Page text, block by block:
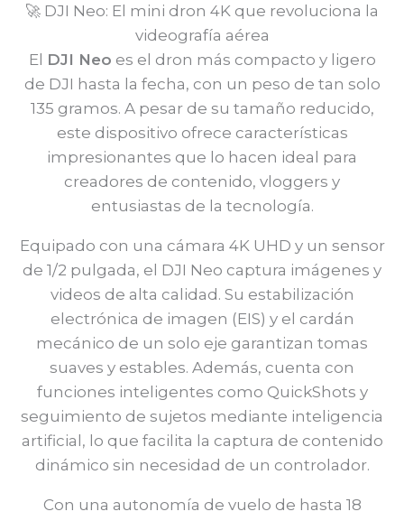
🚀 DJI Neo: El mini dron 4K que revoluciona la
videografía aérea
El DJI Neo es el dron más compacto y ligero
de DJI hasta la fecha, con un peso de tan solo
135 gramos. A pesar de su tamaño reducido,
este dispositivo ofrece características
impresionantes que lo hacen ideal para
creadores de contenido, vloggers y
entusiastas de la tecnología.
Equipado con una cámara 4K UHD y un sensor
de 1/2 pulgada, el DJI Neo captura imágenes y
videos de alta calidad. Su estabilización
electrónica de imagen (EIS) y el cardán
mecánico de un solo eje garantizan tomas
suaves y estables. Además, cuenta con
funciones inteligentes como QuickShots y
seguimiento de sujetos mediante inteligencia
artificial, lo que facilita la captura de contenido
dinámico sin necesidad de un controlador.
Con una autonomía de vuelo de hasta 18